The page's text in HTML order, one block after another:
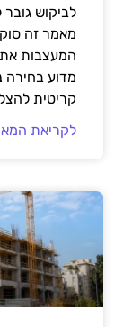
לביקוש
מאמר זה
המעצבות את
מדוע בחירה
קריטית
לקריאת